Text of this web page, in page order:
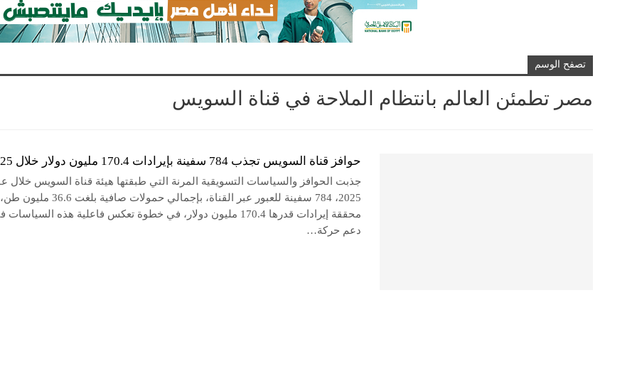
تصفح الوسم
مصر تطمئن العالم بانتظام الملاحة في قناة السويس
حوافز قناة السويس تجذب 784 سفينة بإيرادات 170.4 مليون دولار خلال 2025
جذبت الحوافز والسياسات التسويقية المرنة التي طبقتها هيئة قناة السويس خلال
2025، 784 سفينة للعبور عبر القناة، بإجمالي حمولات صافية بلغت 36.6 مليون طن،
محققة إيرادات قدرها 170.4 مليون دولار، في خطوة تعكس فاعلية هذه
دعم حركة…